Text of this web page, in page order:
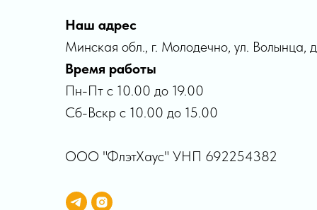
Наш адрес
Минская обл., г. Молодечно, ул. Волынца,
Время работы
Пн-Пт с 10.00 до 19.00
Сб-Вскр с 10.00 до 15.00
ООО "ФлэтХаус" УНП 692254382